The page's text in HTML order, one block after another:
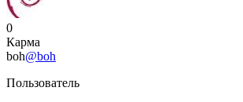
0
Карма
boh@boh
Пользователь